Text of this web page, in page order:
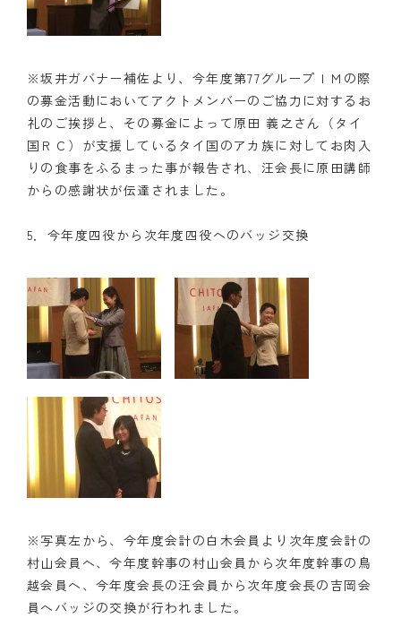
※坂井ガバナー補佐より、今年度第77グループＩＭの際
の募金活動においてアクトメンバーのご協力に対するお
礼のご挨拶と、その募金によって原田 義之さん（タイ
国ＲＣ）が支援しているタイ国のアカ族に対してお肉入
りの食事をふるまった事が報告され、汪会長に原田講師
からの感謝状が伝達されました。
5．今年度四役から次年度四役へのバッジ交換
※写真左から、今年度会計の白木会員より次年度会計の
村山会員へ、今年度幹事の村山会員から次年度幹事の鳥
越会員へ、今年度会長の汪会員から次年度会長の吉岡会
員へバッジの交換が行われました。